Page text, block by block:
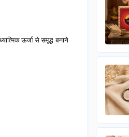
ऊर्जा से समृद्ध बनाने